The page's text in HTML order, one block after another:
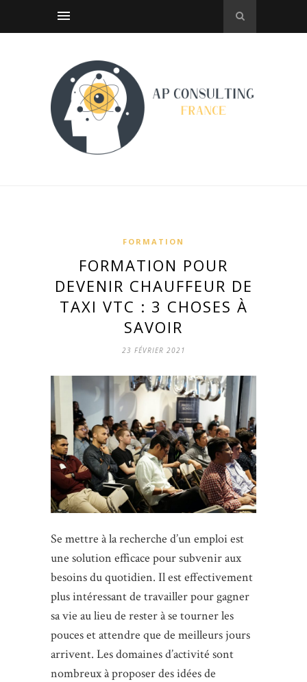
FORMATION
FORMATION POUR
DEVENIR CHAUFFEUR DE
TAXI VTC : 3 CHOSES À
SAVOIR
23 FÉVRIER 2021
Se mettre à la recherche d’un emploi est
une solution efficace pour subvenir aux
besoins du quotidien. Il est effectivement
plus intéressant de travailler pour gagner
sa vie au lieu de rester à se tourner les
pouces et attendre que de meilleurs jours
arrivent. Les domaines d’activité sont
nombreux à proposer des idées de